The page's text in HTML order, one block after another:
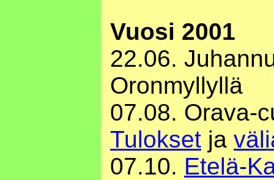
Vuosi 2001
22.06.
Oronmyllyllä
07.08. Orava-
Tulokset ja
07.10. Etelä-